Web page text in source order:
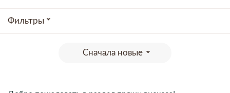
Фильтры
Сначала новые